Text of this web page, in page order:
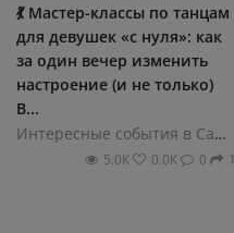
💃 Мастер-классы по танцам
для девушек «с нуля»: как
за один вечер изменить
настроение (и не только)
В...
Интересные события в Санкт-Петербурге
5.0К 0.0К 0 1